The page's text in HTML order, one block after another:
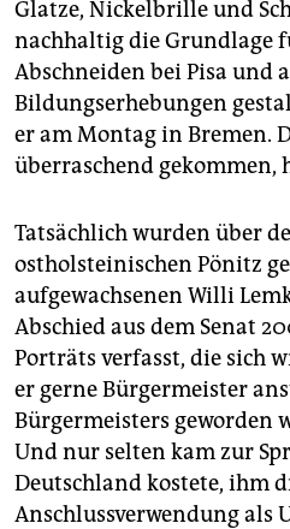
Glatze, Nickelbrille und
nachhaltig die Grundlage
Abschneiden bei Pisa und
Bildungserhebungen
er am Montag in Bremen.
überraschend gekommen,
Tatsächlich wurden über
ostholsteinischen Pönitz
aufgewachsenen Willi
Abschied aus dem Senat
Porträts verfasst, die sich
er gerne Bürgermeister
Bürgermeisters geworden
Und nur selten kam zur
Deutschland kostete, ihm
Anschlussverwendung als